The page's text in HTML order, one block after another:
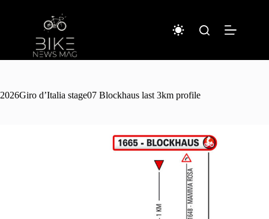
キ
2026Giro d’Italia stage07 Blockhaus last 3km profile